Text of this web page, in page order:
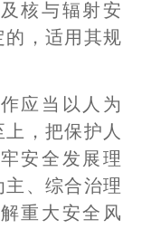
核与辐射安
，适用其规
应当以人为
，把保护人
安全发展理
、综合治理
重大安全风